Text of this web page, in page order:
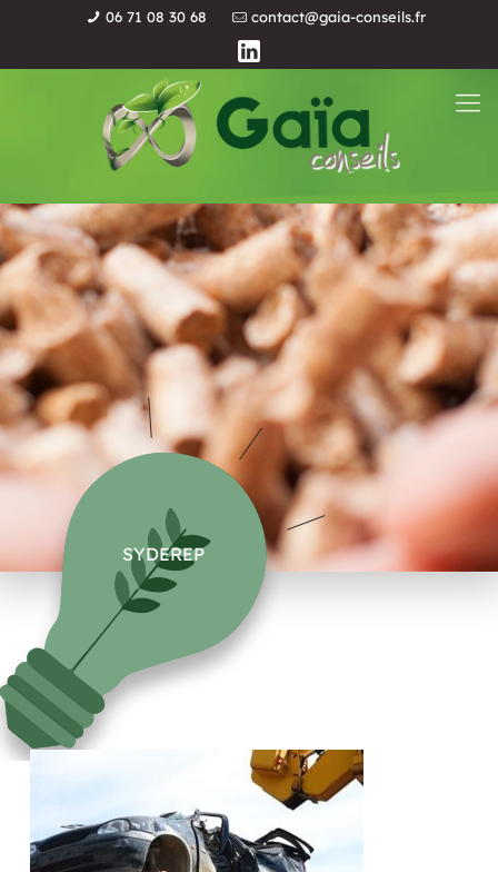
06 71 08 30 68 contact@gaia-conseils.fr
SYDEREP